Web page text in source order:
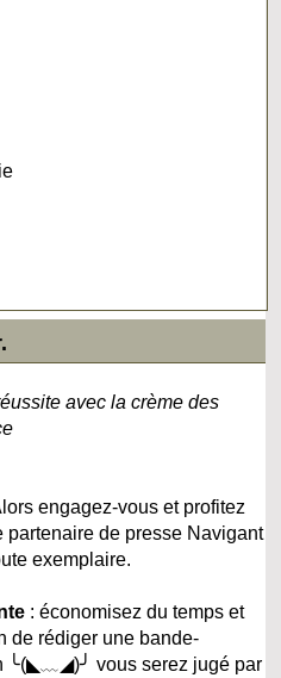
avec la crème des
engagez-vous et profitez
partenaire de presse Navigant
exemplaire.
: économisez du temps et
de rédiger une bande-
╰(◣﹏◢)╯ vous serez jugé par